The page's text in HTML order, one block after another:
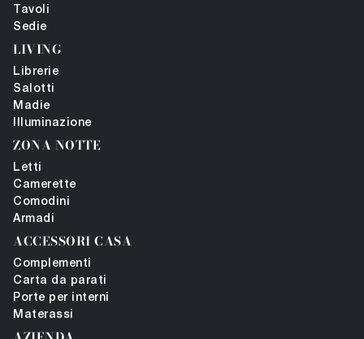
Tavoli
Sedie
LIVING
Librerie
Salotti
Madie
Illuminazione
ZONA NOTTE
Letti
Camerette
Comodini
Armadi
ACCESSORI CASA
Complementi
Carta da parati
Porte per interni
Materassi